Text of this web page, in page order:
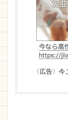
〈広告〉